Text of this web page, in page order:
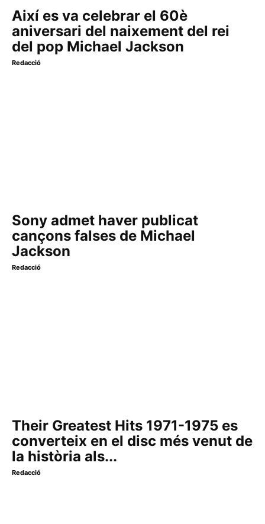
Així es va celebrar el 60è
aniversari del naixement del rei
del pop Michael Jackson
Redacció
Sony admet haver publicat
cançons falses de Michael
Jackson
Redacció
Their Greatest Hits 1971-1975 es
converteix en el disc més venut de
la història als...
Redacció